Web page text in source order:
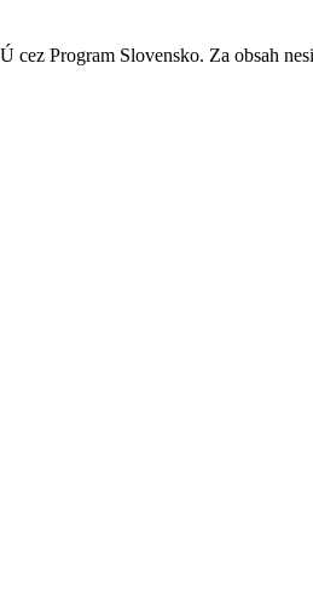
Program Slovensko. Za obsah